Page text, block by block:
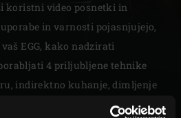
koristni video posnetki in
in varnosti pojasnjujejo,
EGG, kako nadzirati
4 priljubljene tehnike
indirektno kuhanje, dimljenje
Big Green Egg strokovnjak!